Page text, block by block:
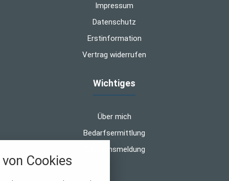
Impressum
Datenschutz
Erstinformation
Vertrag widerrufen
Wichtiges
Über mich
Bedarfsermittlung
Schadensmeldung
Cookies